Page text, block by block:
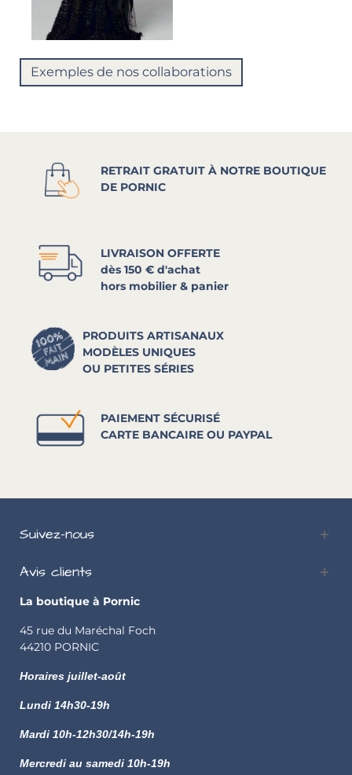
Exemples de nos collaborations
RETRAIT GRATUIT À NOTRE BOUTIQUE
DE PORNIC
LIVRAISON OFFERTE
dès 150 € d'achat
hors mobilier & panier
PRODUITS ARTISANAUX
MODÈLES UNIQUES
OU PETITES SÉRIES
PAIEMENT SÉCURISÉ
CARTE BANCAIRE OU PAYPAL
Suivez-nous
Avis clients
La boutique à Pornic
45 rue du Maréchal Foch
44210 PORNIC
Horaires juillet-août
Lundi 14h30-19h
Mardi 10h-12h30/14h-19h
Mercredi au samedi 10h-19h